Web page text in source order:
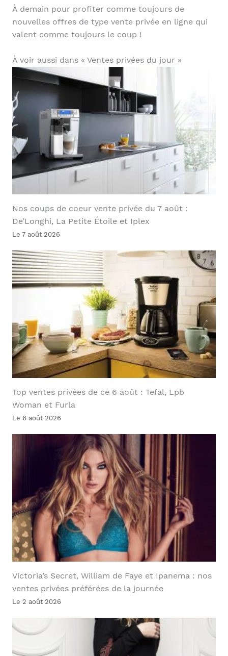
À demain pour profiter comme toujours de
nouvelles offres de type vente privée en ligne qui
valent comme toujours le coup !
À voir aussi dans « Ventes privées du jour »
Nos coups de coeur vente privée du 7 août :
De’Longhi, La Petite Étoile et Iplex
Le 7 août 2026
Top ventes privées de ce 6 août : Tefal, Lpb
Woman et Furla
Le 6 août 2026
Victoria’s Secret, William de Faye et Ipanema : nos
ventes privées préférées de la journée
Le 2 août 2026